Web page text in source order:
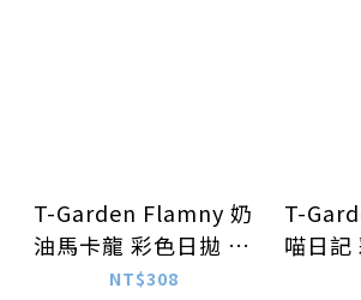
T-Garden Flamny 奶
油馬卡龍 彩色日拋 10
片裝/盒
NT$308
T-
喵日記